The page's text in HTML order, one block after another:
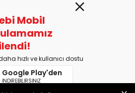
PAZ. SAN. TİC. LTD. ŞTİ. Alaşarköy Mah.
Bursa
Mobil
hızlı ve kullanıcı dostu
Google Play'den
İNDİREBİLİRSİNİZ